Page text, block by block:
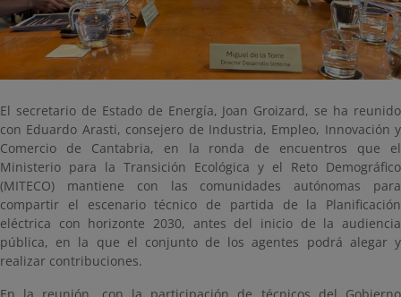
El secretario de Estado de Energía, Joan Groizard, se ha reunido
con Eduardo Arasti, consejero de Industria, Empleo, Innovación y
Comercio de Cantabria, en la ronda de encuentros que el
Ministerio para la Transición Ecológica y el Reto Demográfico
(MITECO) mantiene con las comunidades autónomas para
compartir el escenario técnico de partida de la Planificación
eléctrica con horizonte 2030, antes del inicio de la audiencia
pública, en la que el conjunto de los agentes podrá alegar y
realizar contribuciones.
En la reunión, con la participación de técnicos del Gobierno